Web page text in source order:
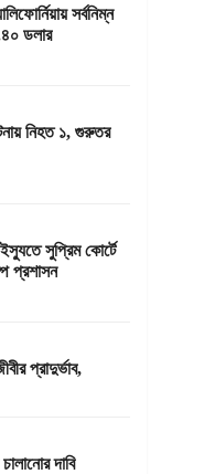
সর্বনিম্ন
ডলার
নিহত ১, গুরুতর
সুপ্রিম কোর্টে
প্রশাসন
প্রাদুর্ভাব,
দাবি